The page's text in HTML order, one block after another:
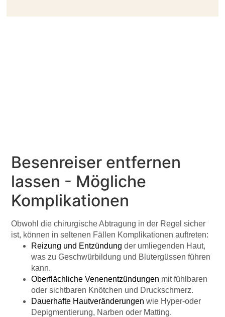
Besenreiser entfernen
lassen - Mögliche
Komplikationen
Obwohl die chirurgische Abtragung in der Regel sicher
ist, können in seltenen Fällen Komplikationen auftreten:
Reizung und Entzündung der umliegenden Haut,
was zu Geschwürbildung und Blutergüssen führen
kann.
Oberflächliche Venenentzündungen mit fühlbaren
oder sichtbaren Knötchen und Druckschmerz.
Dauerhafte Hautveränderungen wie Hyper-oder
Depigmentierung, Narben oder Matting.